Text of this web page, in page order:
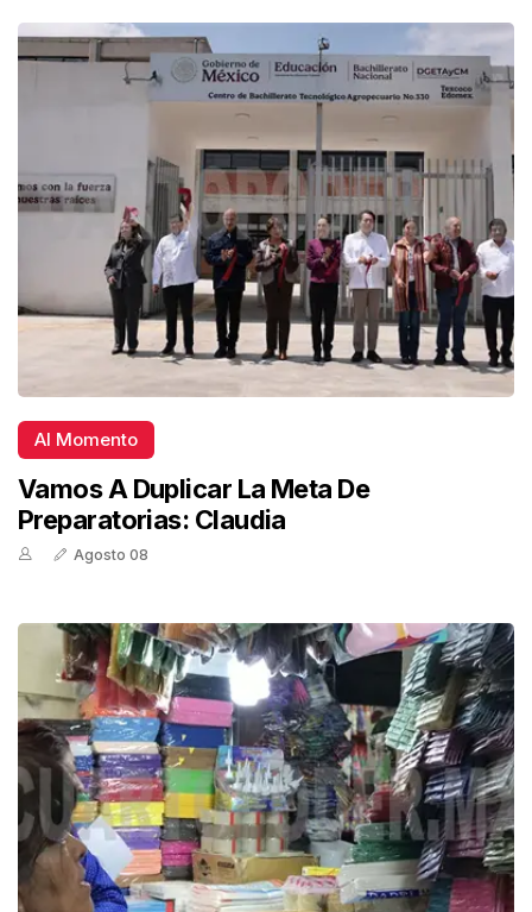
Al Momento
Vamos A Duplicar La Meta De
Preparatorias: Claudia
Agosto 08